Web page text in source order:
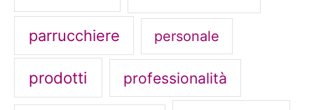
parrucchiere personale
prodotti professionalità